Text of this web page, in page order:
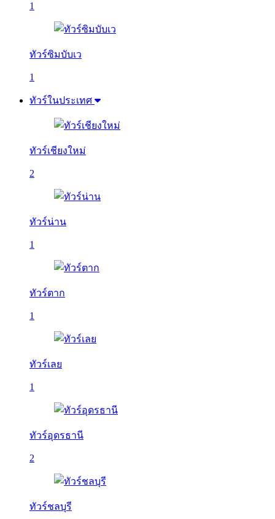
1
ทัวร์ซิมบับเว
1
ทัวร์ในประเทศ
ทัวร์เชียงใหม่
2
ทัวร์น่าน
1
ทัวร์ตาก
1
ทัวร์เลย
1
ทัวร์อุดรธานี
2
ทัวร์ชลบุรี